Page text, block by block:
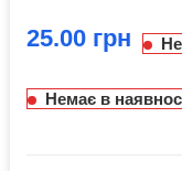
грн
Немає в